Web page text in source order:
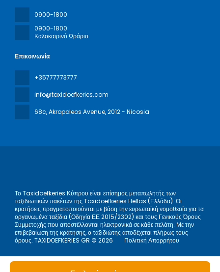
Επικοινωνία
+35777773777
info@taxidoefkeries.com
68c, Akropoleos Avenue, 2012 - Nicosia
0900-1800
0900-1800
Καλοκαιρινό Ωράριο
Το Taxidoefkeries Κύπρου είναι επίσημος μεταπωλητής των
ταξιδιωτικών πακέτων της Taxidoefkeries Hellas (Ελλάδα). Οι
κρατήσεις πραγματοποιούνται με βάση την ευρωπαϊκή νομοθεσία για τα
οργανωμένα ταξίδια (Οδηγία ΕΕ 2015/2302) και τους Γενικούς Όρους
Συμμετοχής που αποστέλλονται ηλεκτρονικά σε κάθε πελάτη. Με την
επιβεβαίωση της κράτησης, ο ταξιδιώτης αποδέχεται πλήρως τους
όρους. TAXIDOEFKERIES GR © 2026
Πολιτική Απορρήτου